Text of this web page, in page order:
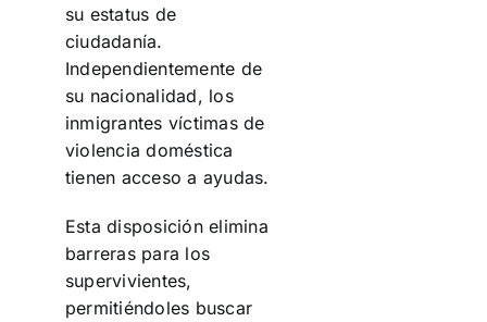
su estatus de
ciudadanía.
Independientemente de
su nacionalidad, los
inmigrantes víctimas de
violencia doméstica
tienen acceso a ayudas.
Esta disposición elimina
barreras para los
supervivientes,
permitiéndoles buscar